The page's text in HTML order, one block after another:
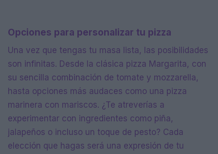
Opciones para personalizar tu pizza
Una vez que tengas tu masa lista, las posibilidades
son infinitas. Desde la clásica pizza Margarita, con
su sencilla combinación de tomate y mozzarella,
hasta opciones más audaces como una pizza
marinera con mariscos. ¿Te atreverías a
experimentar con ingredientes como piña,
jalapeños o incluso un toque de pesto? Cada
elección que hagas será una expresión de tu